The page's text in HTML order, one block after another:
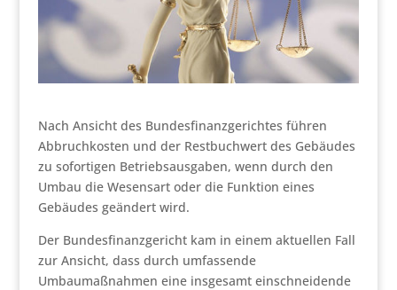
Nach Ansicht des Bundesfinanzgerichtes führen
Abbruchkosten und der Restbuchwert des Gebäudes
zu sofortigen Betriebsausgaben, wenn durch den
Umbau die Wesensart oder die Funktion eines
Gebäudes geändert wird.
Der Bundesfinanzgericht kam in einem aktuellen Fall
zur Ansicht, dass durch umfassende
Umbaumaßnahmen eine insgesamt einschneidende